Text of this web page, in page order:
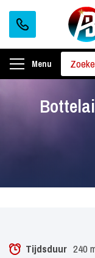
Menu
Tijdsduur 240